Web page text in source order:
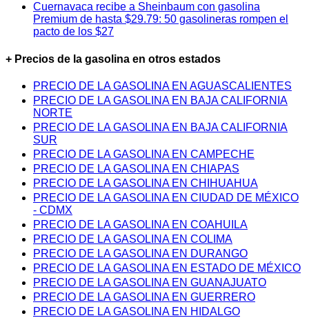
Cuernavaca recibe a Sheinbaum con gasolina
Premium de hasta $29.79: 50 gasolineras rompen el
pacto de los $27
+ Precios de la gasolina en otros estados
PRECIO DE LA GASOLINA EN AGUASCALIENTES
PRECIO DE LA GASOLINA EN BAJA CALIFORNIA
NORTE
PRECIO DE LA GASOLINA EN BAJA CALIFORNIA
SUR
PRECIO DE LA GASOLINA EN CAMPECHE
PRECIO DE LA GASOLINA EN CHIAPAS
PRECIO DE LA GASOLINA EN CHIHUAHUA
PRECIO DE LA GASOLINA EN CIUDAD DE MÉXICO
- CDMX
PRECIO DE LA GASOLINA EN COAHUILA
PRECIO DE LA GASOLINA EN COLIMA
PRECIO DE LA GASOLINA EN DURANGO
PRECIO DE LA GASOLINA EN ESTADO DE MÉXICO
PRECIO DE LA GASOLINA EN GUANAJUATO
PRECIO DE LA GASOLINA EN GUERRERO
PRECIO DE LA GASOLINA EN HIDALGO